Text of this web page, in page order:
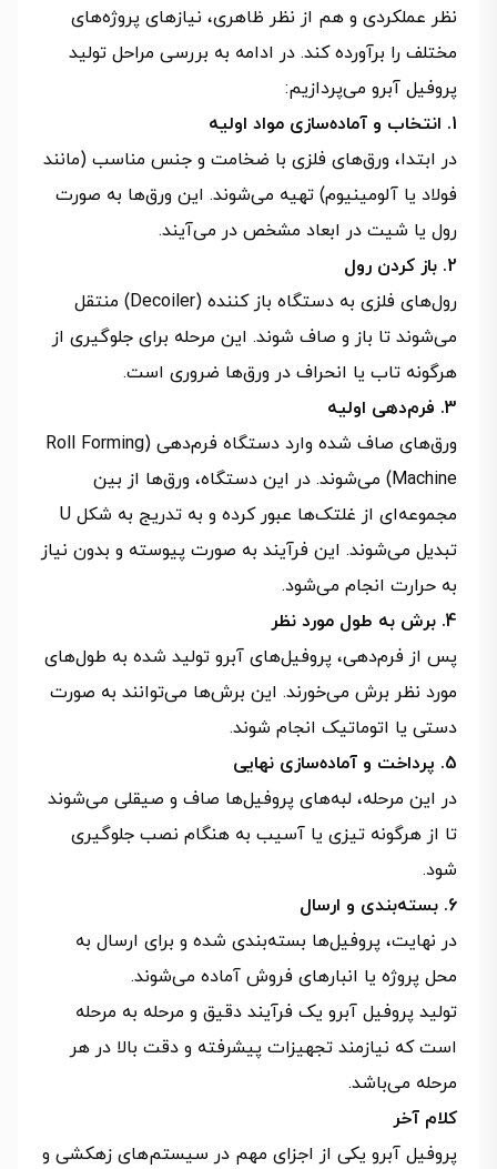
نظر عملکردی و هم از نظر ظاهری، نیازهای پروژه‌های
مختلف را برآورده کند. در ادامه به بررسی مراحل تولید
پروفیل آبرو می‌پردازیم:
1. انتخاب و آماده‌سازی مواد اولیه
در ابتدا، ورق‌های فلزی با ضخامت و جنس مناسب (مانند
فولاد یا آلومینیوم) تهیه می‌شوند. این ورق‌ها به‌ صورت
رول یا شیت در ابعاد مشخص در می‌آیند.
2. باز کردن رول
رول‌های فلزی به دستگاه باز کننده (Decoiler) منتقل
می‌شوند تا باز و صاف شوند. این مرحله برای جلوگیری از
هرگونه تاب یا انحراف در ورق‌ها ضروری است.
3. فرم‌دهی اولیه
ورق‌های صاف‌ شده وارد دستگاه فرم‌دهی (Roll Forming
Machine) می‌شوند. در این دستگاه، ورق‌ها از بین
مجموعه‌ای از غلتک‌ها عبور کرده و به‌ تدریج به شکل U
تبدیل می‌شوند. این فرآیند به‌ صورت پیوسته و بدون نیاز
به حرارت انجام می‌شود.
4. برش به طول مورد نظر
پس از فرم‌دهی، پروفیل‌های آبرو تولید شده به طول‌های
مورد نظر برش می‌خورند. این برش‌ها می‌توانند به‌ صورت
دستی یا اتوماتیک انجام شوند.
5. پرداخت و آماده‌سازی نهایی
در این مرحله، لبه‌های پروفیل‌ها صاف و صیقلی می‌شوند
تا از هرگونه تیزی یا آسیب به هنگام نصب جلوگیری
شود.
6. بسته‌بندی و ارسال
در نهایت، پروفیل‌ها بسته‌بندی شده و برای ارسال به
محل پروژه یا انبارهای فروش آماده می‌شوند.
تولید پروفیل آبرو یک فرآیند دقیق و مرحله‌ به‌ مرحله
است که نیازمند تجهیزات پیشرفته و دقت بالا در هر
مرحله می‌باشد.
کلام آخر
پروفیل آبرو یکی از اجزای مهم در سیستم‌های زهکشی و